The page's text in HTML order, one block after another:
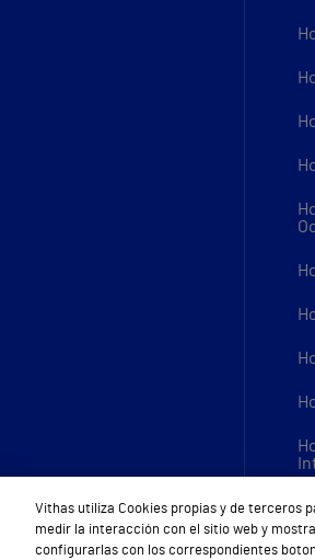
Vithas utiliza Cookies propias y de terceros
medir la interacción con el sitio web y
configurarlas con los correspondientes